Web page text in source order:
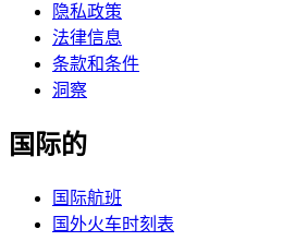
隐私政策
法律信息
条款和条件
洞察
国际的
国际航班
国外火车时刻表